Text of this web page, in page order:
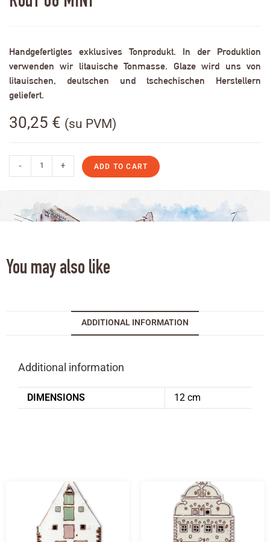
Handgefertigtes exklusives Tonprodukt. In der Produktion
verwenden wir litauische Tonmasse. Glaze wird uns von
litauischen, deutschen und tschechischen Herstellern
geliefert.
30,25 € (su PVM)
- + ADD TO CART
You may also like
ADDITIONAL INFORMATION
Additional information
DIMENSIONS 12 cm